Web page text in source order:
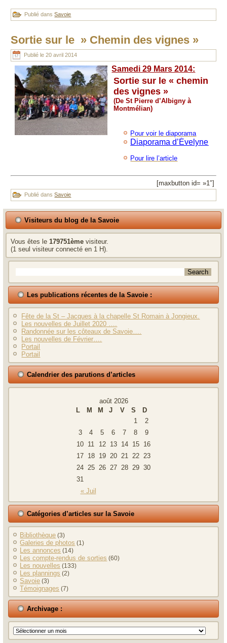
Publié dans Savoie
Sortie sur le » Chemin des vignes »
Publié le 20 avril 2014
Samedi 29 Mars 2014:
Sortie sur le « chemin
des vignes »
(De St Pierre d’Albigny à
Montmélian)
Pour voir le diaporama
Diaporama d’Évelyne
Pour lire l’article
[maxbutton id= »1″]
Publié dans Savoie
Visiteurs du blog de la Savoie
Vous êtes le179751ème visiteur.
(1 seul visiteur connecté en 1 H).
Les publications récentes de la Savoie :
Fête de la St – Jacques à la chapelle St Romain à Jongieux.
Les nouvelles de Juillet 2020 ….
Randonnée sur les côteaux de Savoie….
Les nouvelles de Février….
Portail
Portail
Calendrier des parutions d’articles
août 2026
L
M M J V S D
« Juil
1
2
3
4 5 6 7 8
9
10 11 12 13 14 15
16
17 18 19 20 21 22 23
24 25 26 27 28 29 30
31
Catégories d’articles sur la Savoie
Bibliothèque (3)
Galeries de photos (1)
Les annonces (14)
Les compte-rendus de sorties (60)
Les nouvelles (133)
Les plannings (2)
Savoie (3)
Témoignages (7)
Archivage :